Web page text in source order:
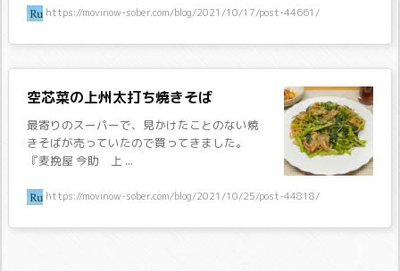
https://movinow-sober.com/blog/2021/10/17/post-44661/
空芯菜の上州太打ち焼きそば
最寄りのスーパーで、見かけたことのない焼
きそばが売っていたので買ってきました。
『麦挽屋 今助 上 ...
https://movinow-sober.com/blog/2021/10/25/post-44818/